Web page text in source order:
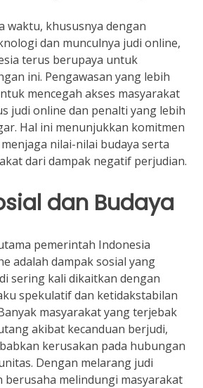
waktu, khususnya dengan
dan munculnya judi online,
terus berupaya untuk
ini. Pengawasan yang lebih
mencegah akses masyarakat
judi online dan penalti yang lebih
Hal ini menunjukkan komitmen
nilai-nilai budaya serta
dari dampak negatif perjudian.
dan Budaya
pemerintah Indonesia
adalah dampak sosial yang
sering kali dikaitkan dengan
spekulatif dan ketidakstabilan
masyarakat yang terjebak
akibat kecanduan berjudi,
kerusakan pada hubungan
Dengan melarang judi
berusaha melindungi masyarakat